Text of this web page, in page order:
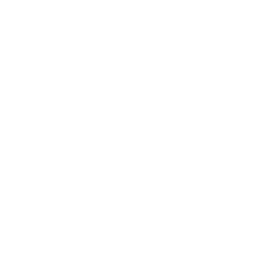
novedades del mercado de La Liga